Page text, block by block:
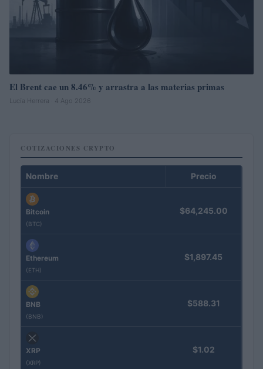
El Brent cae un 8.46% y arrastra a las materias primas
Lucía Herrera · 4 Ago 2026
COTIZACIONES CRYPTO
Nombre Precio
Bitcoin
(BTC)
$64,245.00
Ethereum
(ETH)
$1,897.45
BNB
(BNB)
$588.31
XRP
(XRP)
$1.02